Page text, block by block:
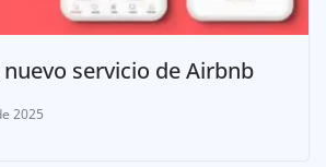
servicio de Airbnb
2025